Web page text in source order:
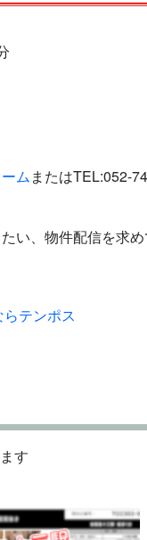
ムまたはTEL:052-
い、物件配信を求
テンポス
す